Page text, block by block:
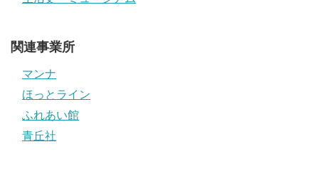
関連事業所
マンナ
ほっとライン
ふれあい館
青丘社